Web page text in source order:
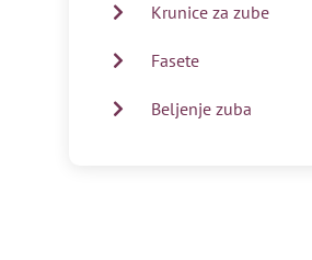
Krunice za zube
Fasete
Beljenje zuba